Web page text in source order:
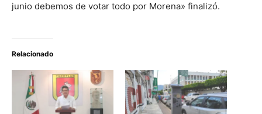
junio debemos de votar todo por Morena» finalizó.
Relacionado